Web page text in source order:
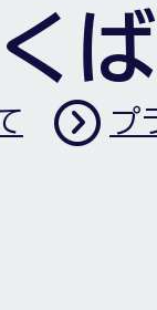
プ